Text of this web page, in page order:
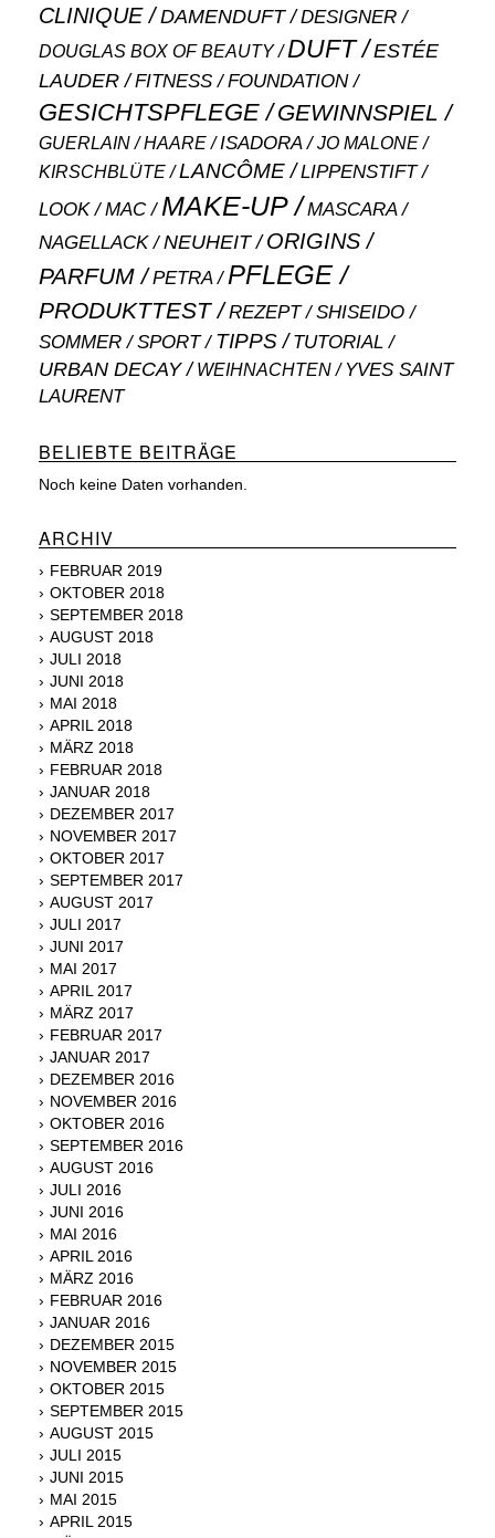
CLINIQUE DAMENDUFT DESIGNER
DOUGLAS BOX OF BEAUTY DUFT
ESTÉE
LAUDER
FITNESS FOUNDATION
GESICHTSPFLEGE GEWINNSPIEL
GUERLAIN HAARE ISADORA JO MALONE
KIRSCHBLÜTE LANCÔME LIPPENSTIFT
LOOK MAC MAKE-UP MASCARA
NAGELLACK NEUHEIT ORIGINS
PARFUM PETRA PFLEGE
PRODUKTTEST REZEPT SHISEIDO
SOMMER SPORT TIPPS TUTORIAL
URBAN DECAY WEIHNACHTEN
YVES SAINT
LAURENT
BELIEBTE BEITRÄGE
Noch keine Daten vorhanden.
ARCHIV
FEBRUAR 2019
OKTOBER 2018
SEPTEMBER 2018
AUGUST 2018
JULI 2018
JUNI 2018
MAI 2018
APRIL 2018
MÄRZ 2018
FEBRUAR 2018
JANUAR 2018
DEZEMBER 2017
NOVEMBER 2017
OKTOBER 2017
SEPTEMBER 2017
AUGUST 2017
JULI 2017
JUNI 2017
MAI 2017
APRIL 2017
MÄRZ 2017
FEBRUAR 2017
JANUAR 2017
DEZEMBER 2016
NOVEMBER 2016
OKTOBER 2016
SEPTEMBER 2016
AUGUST 2016
JULI 2016
JUNI 2016
MAI 2016
APRIL 2016
MÄRZ 2016
FEBRUAR 2016
JANUAR 2016
DEZEMBER 2015
NOVEMBER 2015
OKTOBER 2015
SEPTEMBER 2015
AUGUST 2015
JULI 2015
JUNI 2015
MAI 2015
APRIL 2015